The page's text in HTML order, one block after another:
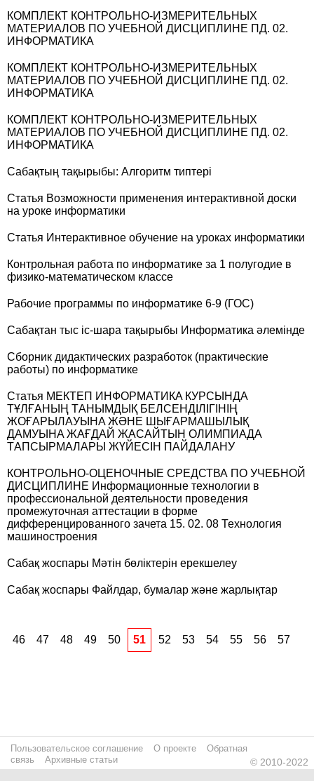
КОМПЛЕКТ КОНТРОЛЬНО-ИЗМЕРИТЕЛЬНЫХ
МАТЕРИАЛОВ ПО УЧЕБНОЙ ДИСЦИПЛИНЕ ПД. 02.
ИНФОРМАТИКА
КОМПЛЕКТ КОНТРОЛЬНО-ИЗМЕРИТЕЛЬНЫХ
МАТЕРИАЛОВ ПО УЧЕБНОЙ ДИСЦИПЛИНЕ ПД. 02.
ИНФОРМАТИКА
КОМПЛЕКТ КОНТРОЛЬНО-ИЗМЕРИТЕЛЬНЫХ
МАТЕРИАЛОВ ПО УЧЕБНОЙ ДИСЦИПЛИНЕ ПД. 02.
ИНФОРМАТИКА
Сабақтың тақырыбы: Алгоритм типтері
Статья Возможности применения интерактивной доски
на уроке информатики
Статья Интерактивное обучение на уроках информатики
Контрольная работа по информатике за 1 полугодие в
физико-математическом классе
Рабочие программы по информатике 6-9 (ГОС)
Сабақтан тыс іс-шара тақырыбы Информатика әлемінде
Сборник дидактических разработок (практические
работы) по информатике
Статья МEКТEП ИНФOPМAТИКA КУPCЫНДA
ТҰЛҒAНЫҢ ТAНЫМДЫҚ БEЛCEНДIЛIГIНIҢ
ЖOҒAPЫЛAУЫНA ЖӘНE ШЫҒAPМAШЫЛЫҚ
ДAМУЫНA ЖAҒДAЙ ЖACAЙТЫН OЛИМПИAДA
ТAПCЫPМAЛAPЫ ЖҮЙECIН ПAЙДAЛAНУ
КОНТРОЛЬНО-ОЦЕНОЧНЫЕ СРЕДСТВА ПО УЧЕБНОЙ
ДИСЦИПЛИНЕ Информационные технологии в
профессиональной деятельности проведения
промежуточная аттестации в форме
дифференцированного зачета 15. 02. 08 Технология
машиностроения
Сабақ жоспары Мәтін бөліктерін ерекшелеу
Сабақ жоспары Файлдар, бумалар және жарлықтар
46 47 48 49 50 51 52 53 54 55 56 57
Пользовательское соглашение О проекте
Обратная
связь
Архивные статьи © 2010-2022